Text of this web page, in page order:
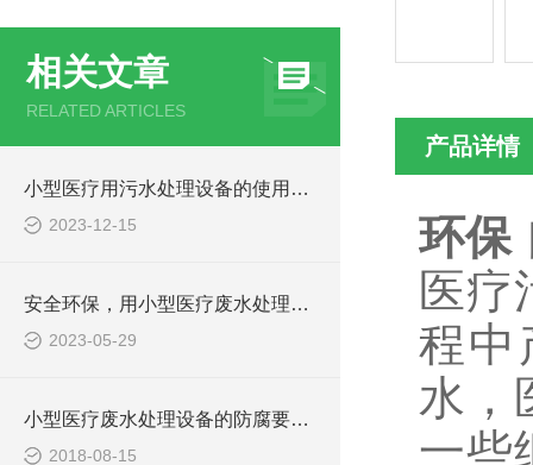
相关文章
RELATED ARTICLES
小型医疗用污水处理设备的使用注意事项
2023-12-15
安全环保，用小型医疗废水处理设备
2023-05-29
小型医疗废水处理设备的防腐要求你做到了吗
2018-08-15
产品详情
环保
医疗
程中
水，
一些